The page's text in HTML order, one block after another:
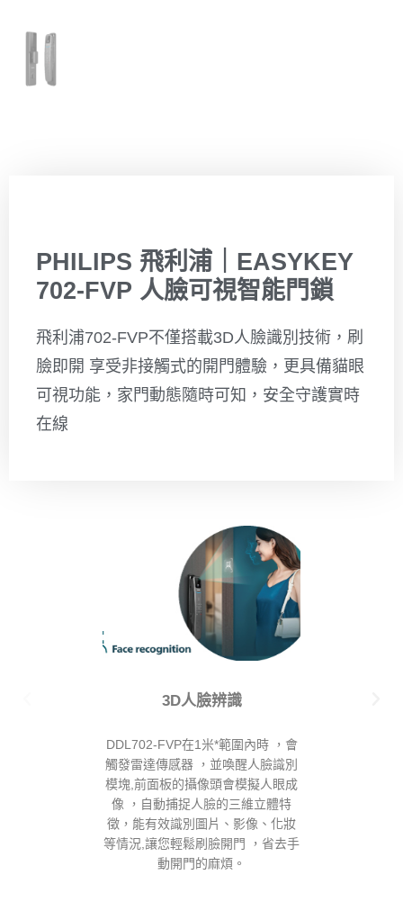
PHILIPS 飛利浦｜EASYKEY
702-FVP 人臉可視智能門鎖
飛利浦702-FVP不僅搭載3D人臉識別技術，刷
臉即開 享受非接觸式的開門體驗，更具備貓眼
可視功能，家門動態隨時可知，安全守護實時
在線
3D人臉辨識
DDL702-FVP在1米*範圍內時 ，會
觸發雷達傳感器 ，並喚醒人臉識別
模塊,前面板的攝像頭會模擬人眼成
像 ，自動捕捉人臉的三維立體特
徵，能有效識別圖片、影像、化妝
等情況,讓您輕鬆刷臉開門 ，省去手
動開門的麻煩。